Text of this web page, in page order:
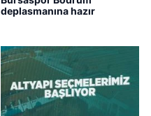
deplasmanına hazır